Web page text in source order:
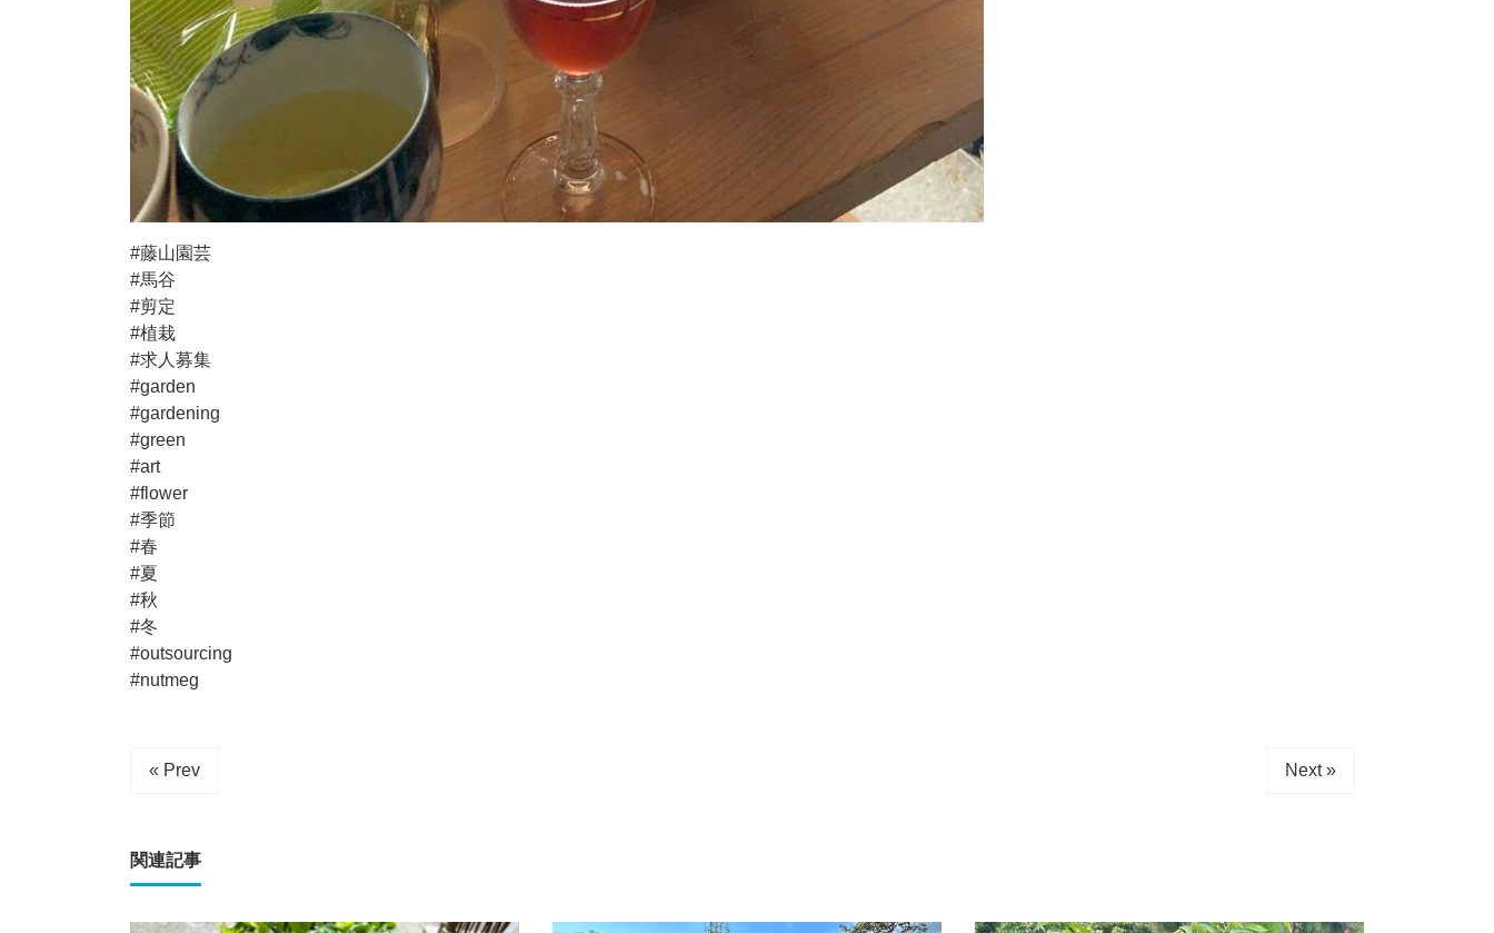
#藤山園芸
#馬谷
#剪定
#植栽
#求人募集
#garden
#gardening
#green
#art
#flower
#季節
#春
#夏
#秋
#冬
#outsourcing
#nutmeg
« Prev Next »
関連記事